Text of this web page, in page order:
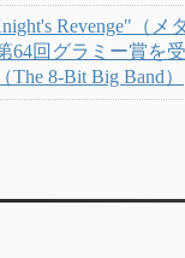
Revenge"（メ
64回グラミー賞を
The 8-Bit Big Band）